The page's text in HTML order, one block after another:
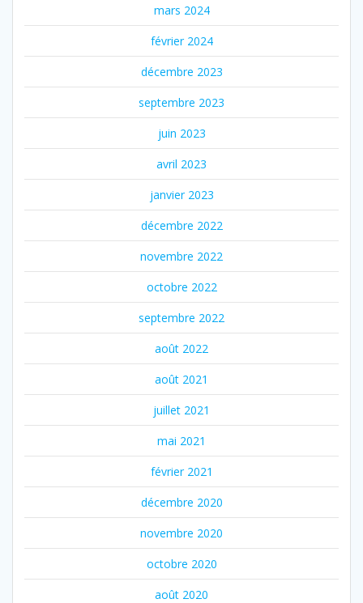
mars 2024
février 2024
décembre 2023
septembre 2023
juin 2023
avril 2023
janvier 2023
décembre 2022
novembre 2022
octobre 2022
septembre 2022
août 2022
août 2021
juillet 2021
mai 2021
février 2021
décembre 2020
novembre 2020
octobre 2020
août 2020